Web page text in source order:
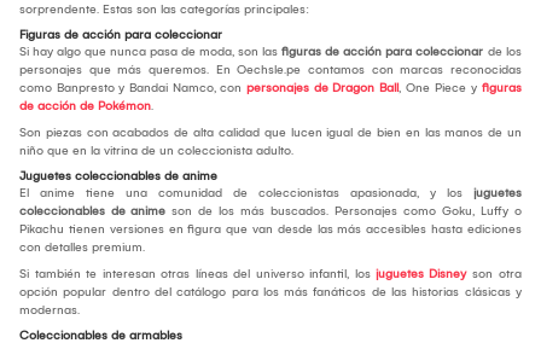
sorprendente. Estas son las categorías principales:
Figuras de acción para coleccionar
Si hay algo que nunca pasa de moda, son las figuras de acción para coleccionar de los
personajes que más queremos. En Oechsle.pe contamos con marcas reconocidas
como Banpresto y Bandai Namco, con personajes de Dragon Ball, One Piece y figuras
de acción de Pokémon.
Son piezas con acabados de alta calidad que lucen igual de bien en las manos de un
niño que en la vitrina de un coleccionista adulto.
Juguetes coleccionables de anime
El anime tiene una comunidad de coleccionistas apasionada, y los juguetes
coleccionables de anime son de los más buscados. Personajes como Goku, Luffy o
Pikachu tienen versiones en figura que van desde las más accesibles hasta ediciones
con detalles premium.
Si también te interesan otras líneas del universo infantil, los juguetes Disneyson otra
opción popular dentro del catálogo para los más fanáticos de las historias clásicas y
modernas.
Coleccionables de armables